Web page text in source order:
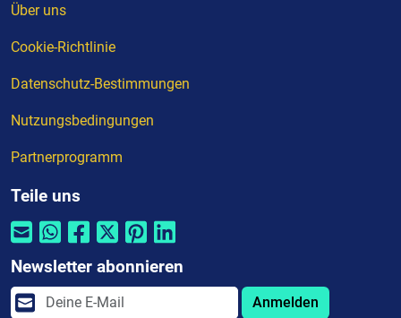
Über uns
Cookie-Richtlinie
Datenschutz-Bestimmungen
Nutzungsbedingungen
Partnerprogramm
Teile uns
Newsletter abonnieren
Anmelden